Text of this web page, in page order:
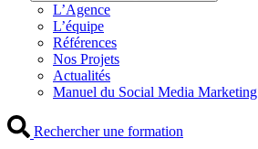
L’Agence
L’équipe
Références
Nos Projets
Actualités
Manuel du Social Media Marketing
Rechercher une formation